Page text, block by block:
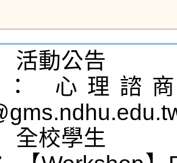
活動公告
： 心理諮
全校學生